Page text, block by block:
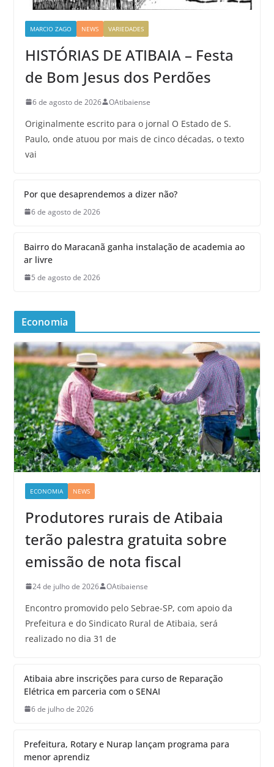
MARCIO ZAGO NEWS VARIEDADES
HISTÓRIAS DE ATIBAIA – Festa
de Bom Jesus dos Perdões
6 de agosto de 2026 OAtibaiense
Originalmente escrito para o jornal O Estado de S.
Paulo, onde atuou por mais de cinco décadas, o texto
vai
Por que desaprendemos a dizer não?
6 de agosto de 2026
Bairro do Maracanã ganha instalação de academia ao
ar livre
5 de agosto de 2026
Economia
ECONOMIA NEWS
Produtores rurais de Atibaia
terão palestra gratuita sobre
emissão de nota fiscal
24 de julho de 2026 OAtibaiense
Encontro promovido pelo Sebrae-SP, com apoio da
Prefeitura e do Sindicato Rural de Atibaia, será
realizado no dia 31 de
Atibaia abre inscrições para curso de Reparação
Elétrica em parceria com o SENAI
6 de julho de 2026
Prefeitura, Rotary e Nurap lançam programa para
menor aprendiz